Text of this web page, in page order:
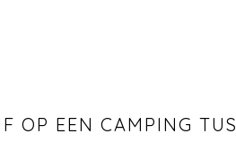
OP EEN CAMPING